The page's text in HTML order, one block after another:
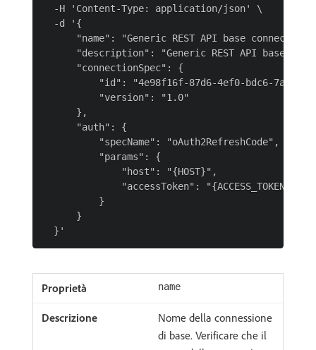
  -H 'Content-Type: application/json' \
  -d '{
"name": "Generic REST API base connection
"description": "Generic REST API base
      "connectionSpec": {
"id": "4e98f16f-87d6-4ef0-bdc6-
          "version": "1.0"
      },
      "auth": {
          "specName": "oAuth2RefreshCode",
          "params": {
              "host": "{HOST}",
              "accessToken": "{ACCESS_TOKEN}"
          }
      }
name
Nome della connessione
di base. Verificare che il